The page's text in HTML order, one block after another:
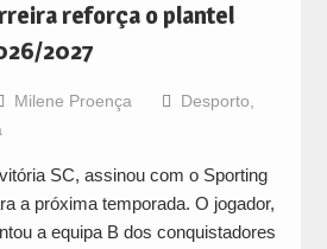
reforça o plantel
2027
Milene Proença Desporto,
SC, assinou com o Sporting
a próxima temporada. O jogador,
a equipa B dos conquistadores